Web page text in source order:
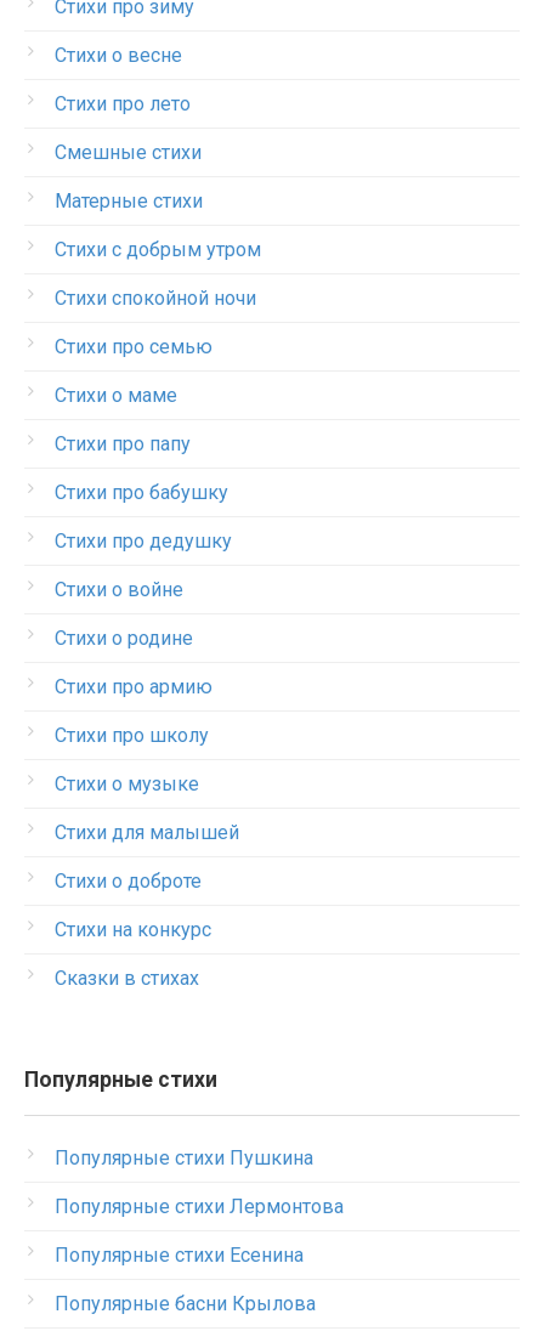
Стихи про зиму
Стихи о весне
Стихи про лето
Смешные стихи
Матерные стихи
Стихи с добрым утром
Стихи спокойной ночи
Стихи про семью
Стихи о маме
Стихи про папу
Стихи про бабушку
Стихи про дедушку
Стихи о войне
Стихи о родине
Стихи про армию
Стихи про школу
Стихи о музыке
Стихи для малышей
Стихи о доброте
Стихи на конкурс
Сказки в стихах
Популярные стихи
Популярные стихи Пушкина
Популярные стихи Лермонтова
Популярные стихи Есенина
Популярные басни Крылова